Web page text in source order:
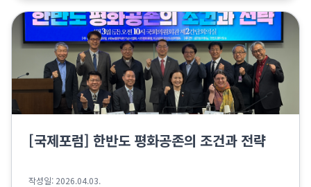
[국제포럼] 한반도 평화공존의 조건과 전략
작성일: 2026.04.03.